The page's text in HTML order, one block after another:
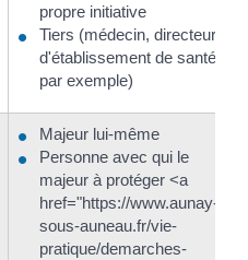
propre initiative
Tiers (médecin, directeur
d'établissement de santé,
par exemple)
Majeur lui-même
Personne avec qui le
majeur à protéger <a
href="https://www.aunay-
sous-auneau.fr/vie-
pratique/demarches-